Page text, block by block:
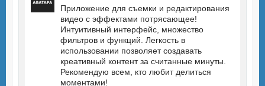
Приложение для съемки и редактирования
видео с эффектами потрясающее!
Интуитивный интерфейс, множество
фильтров и функций. Легкость в
использовании позволяет создавать
креативный контент за считанные минуты.
Рекомендую всем, кто любит делиться
моментами!